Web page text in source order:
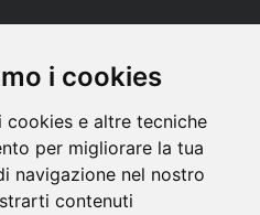
i cookies
cookies e altre tecniche
per migliorare la tua
navigazione nel nostro
contenuti